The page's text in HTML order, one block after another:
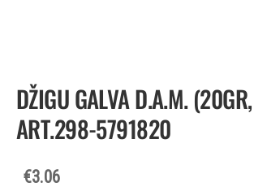
DŽIGU GALVA D.A.M.
ART.298-5791820
€3.06